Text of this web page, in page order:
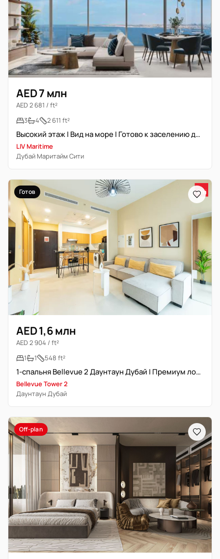
AED 7 млн
AED 2 681 / ft²
3
4 2 611 ft²
Высокий этаж | Вид на море | Готово к заселению декабрь 2028
LIV Maritime
Дубай Маритайм Сити
Готов
AED 1,6 млн
AED 2 904 / ft²
1
1 548 ft²
1-спальня Bellevue 2 Даунтаун Дубай | Премиум локация
Bellevue Tower 2
Даунтаун Дубай
Off-plan